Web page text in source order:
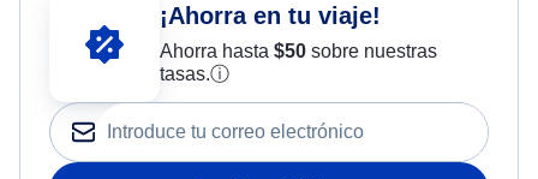
¡Ahorra en tu viaje!
Ahorra hasta $50sobre nuestras
tasas.ⓘ